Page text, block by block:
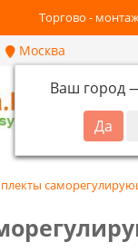
Торгово -
Москва
Ваш город